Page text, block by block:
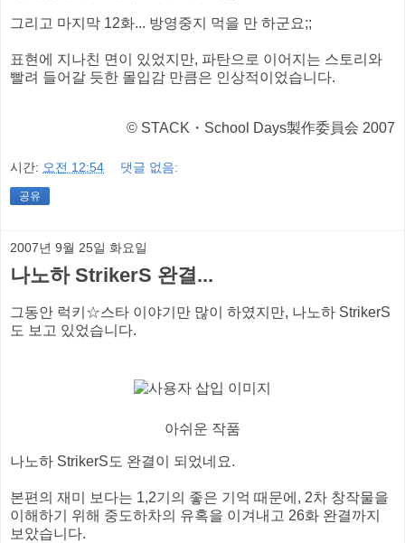
그리고 마지막 12화... 방영중지 먹을 만 하군요;;
표현에 지나친 면이 있었지만, 파탄으로 이어지는 스토리와
빨려 들어갈 듯한 몰입감 만큼은 인상적이었습니다.
© STACK・School Days製作委員会 2007
시간: 오전 12:54 댓글 없음:
공유
2007년 9월 25일 화요일
나노하 StrikerS 완결...
그동안 럭키☆스타 이야기만 많이 하였지만, 나노하 StrikerS
도 보고 있었습니다.
아쉬운 작품
나노하 StrikerS도 완결이 되었네요.
본편의 재미 보다는 1,2기의 좋은 기억 때문에, 2차 창작물을
이해하기 위해 중도하차의 유혹을 이겨내고 26화 완결까지
보았습니다.